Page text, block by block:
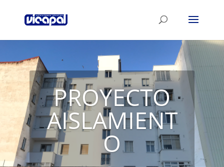
PROYECTO
AISLAMIENT
O